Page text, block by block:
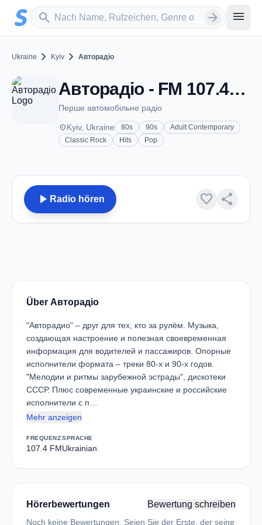
Zum Hauptinhalt springen
search
Sender suchen arrow_forward menu
Ukraine chevron_right Kyiv chevron_right Авторадіо
Авторадіо - FM 107.4 - Kyiv
Перше автомобільне радіо
placeKyiv, Ukraine 80s 90s
Adult Contemporary
Classic Rock
Hits Pop
play_arrow Radio hören favorite share
Über Авторадіо
"Авторадио" – друг для тех, кто за рулём. Музыка,
создающая настроение и полезная своевременная
информация для водителей и пассажиров. Опорные
исполнители формата – треки 80-х и 90-х годов.
"Мелодии и ритмы зарубежной эстрады", дискотеки
СССР. Плюс современные украинские и российские
исполнители с п…
Mehr anzeigen
FREQUENZ
107.4 FM
SPRACHE
Ukrainian
Hörerbewertungen Bewertung schreiben
Noch keine Bewertungen. Seien Sie der Erste, der seine